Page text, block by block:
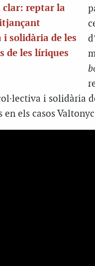
clar: reptar la
i solidària de les
de les líriques
i solidària
en els casos